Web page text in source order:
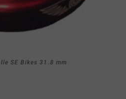
SE Bikes 31.8 mm